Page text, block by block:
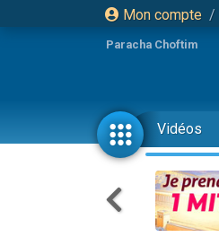
Mon compte /
Paracha Choftim
Vidéos